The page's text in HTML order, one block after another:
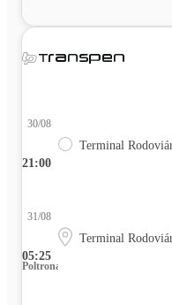
21:00
30/08
Terminal
05:25
31/08
Terminal
Poltrona